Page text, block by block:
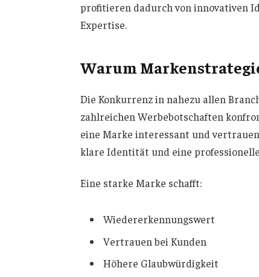
profitieren dadurch von innovativen
Expertise.
Warum
Die Konkurrenz in nahezu allen
zahlreichen Werbebotschaften
eine Marke interessant und
klare Identität und eine
Eine starke Marke schafft:
Wiedererkennungswert
Vertrauen bei Kunden
Höhere Glaubwürdigkeit